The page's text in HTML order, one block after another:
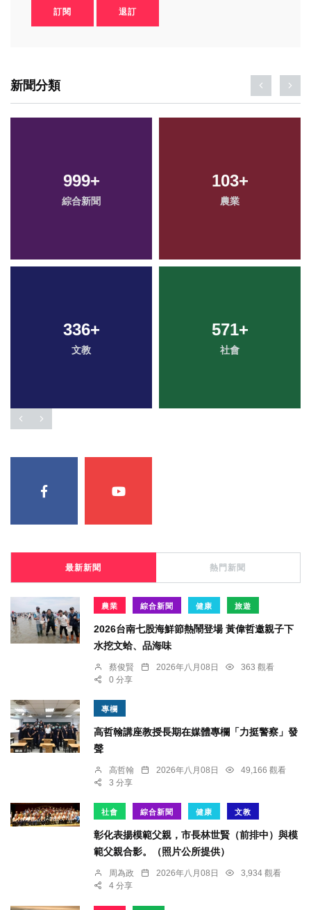
訂閱 退訂
新聞分類
999+
綜合新聞
103+
農業
336+
文教
571+
社會
最新新聞 熱門新聞
農業 綜合新聞 健康 旅遊
2026台南七股海鮮節熱鬧登場 黃偉哲邀親子下
水挖文蛤、品海味
蔡俊賢 2026年八月08日
363 觀看
0 分享
專欄
高哲翰講座教授長期在媒體專欄「力挺警察」發
聲
高哲翰 2026年八月08日
49,166 觀看
3 分享
社會 綜合新聞 健康 文教
彰化表揚模範父親，市長林世賢（前排中）與模
範父親合影。（照片公所提供）
周為政 2026年八月08日
3,934 觀看
4 分享